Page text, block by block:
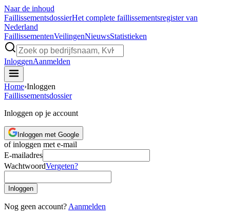
Naar de inhoud
FaillissementsdossierHet complete faillissementsregister van
Nederland
FaillissementenVeilingenNieuwsStatistieken
InloggenAanmelden
Home›Inloggen
Faillissementsdossier
Inloggen op je account
Inloggen met Google
of inloggen met e-mail
E-mailadres
WachtwoordVergeten?
Inloggen
Nog geen account? Aanmelden